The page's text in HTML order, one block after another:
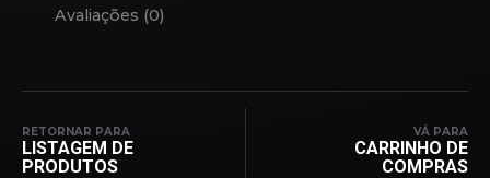
Avaliações (0)
RETORNAR PARA
LISTAGEM DE
PRODUTOS
VÁ PARA
CARRINHO DE
COMPRAS